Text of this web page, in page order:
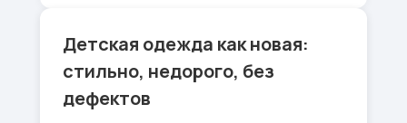
Детская одежда как новая:
стильно, недорого, без
дефектов